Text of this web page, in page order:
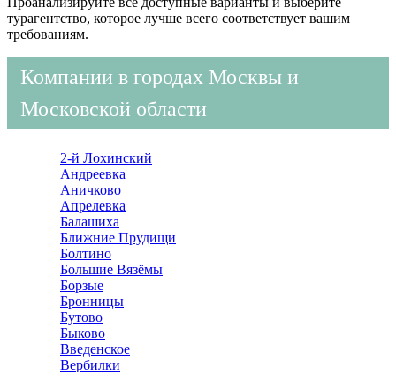
турагентство, которое лучше всего соответствует вашим
требованиям.
Компании в городах Москвы и
Московской области
2-й Лохинский
Андреевка
Аничково
Апрелевка
Балашиха
Ближние Прудищи
Болтино
Большие Вязёмы
Борзые
Бронницы
Бутово
Быково
Введенское
Вербилки